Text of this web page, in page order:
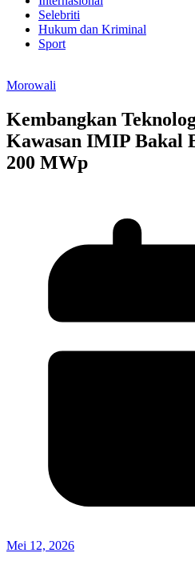
Selebriti
Hukum dan Kriminal
Sport
Morowali
Kembangkan
Kawasan IMIP Bakal
200 MWp
Mei 12, 2026